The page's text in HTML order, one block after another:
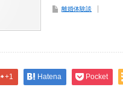
離婚体験談
+1 Hatena Pocket